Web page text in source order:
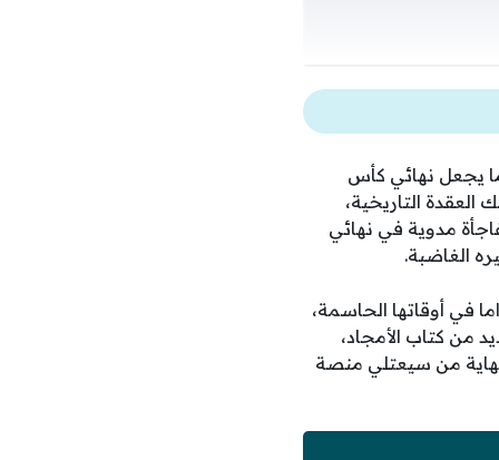
يجعل نهائي كأس
العقدة التاريخية،
مدوية في نهائي
الغاضبة.
في أوقاتها الحاسمة،
من كتاب الأمجاد،
من سيعتلي منصة